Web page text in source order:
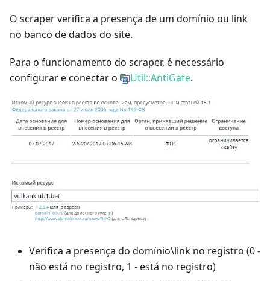
O scraper verifica a presença de um domínio ou link
no banco de dados do site.
Para o funcionamento do scraper, é necessário
configurar e conectar o
Util::AntiGate.
Verifica a presença do domínio\link no registro (0 -
não está no registro, 1 - está no registro)